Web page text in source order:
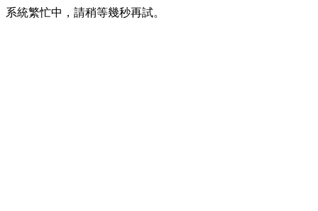
系統繁忙中，請稍等幾秒再試。